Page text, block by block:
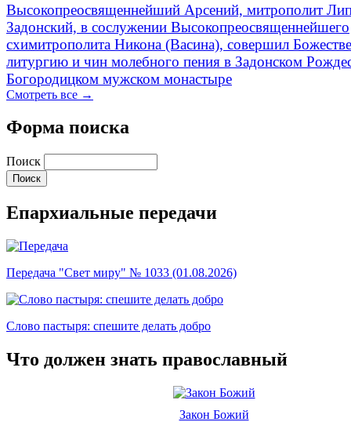
Высокопреосвященнейший Арсений, митрополит
Задонский, в сослужении Высокопреосвященнейшего
схимитрополита Никона (Васина), совершил
литургию и чин молебного пения в Задонском
Богородицком мужском монастыре
Смотреть все →
Форма поиска
Поиск
Епархиальные передачи
Передача "Свет миру" № 1033 (01.08.2026)
Слово пастыря: спешите делать добро
Что должен знать православный
Закон Божий